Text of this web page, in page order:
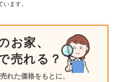
土地面積: 168㎡
エステート株式会社
ます。
お家、
売れる？
れた価格をもとに、